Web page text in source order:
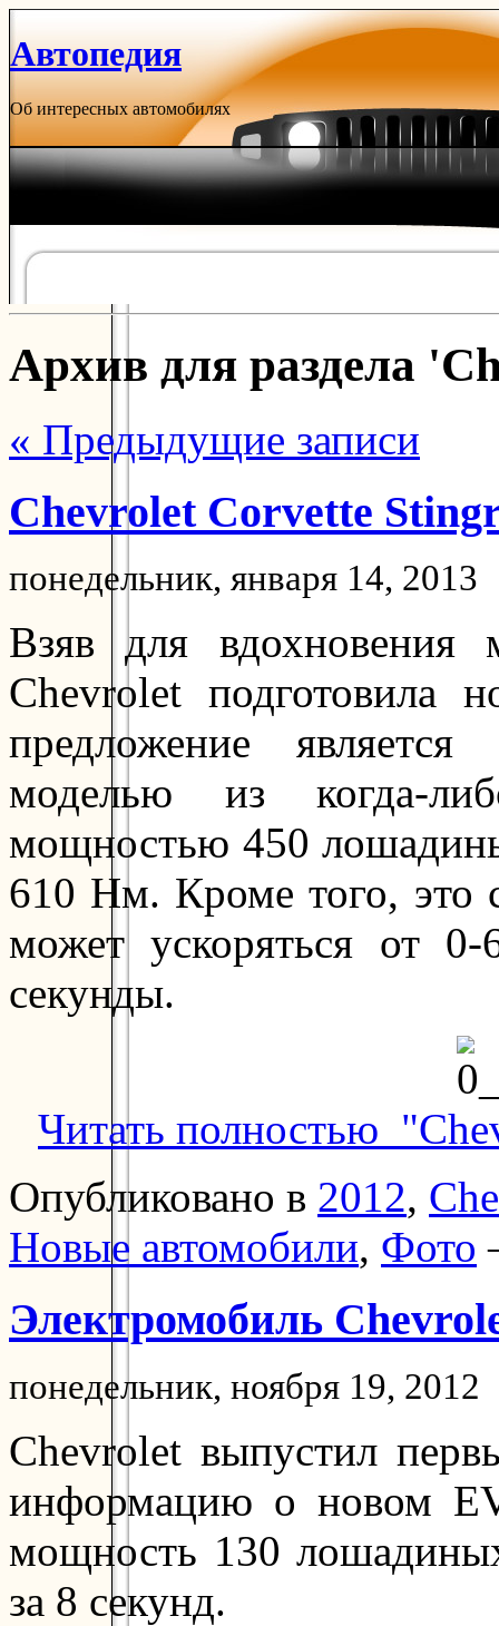
Автопедия
Об интересных автомобилях
Архив для раздела
« Предыдущие записи
Chevrolet Corvette
понедельник, января 14, 2013
Взяв для
Chevrolet подготовила
предложение
моделью из когда-
мощностью 450
610 Нм. Кроме того, это
может ускоряться от
секунды.
Читать полностью
Опубликовано в 2012,
Новые автомобили, Фото
Электромобиль
понедельник, ноября 19, 2012
Chevrolet выпустил
информацию о новом
мощность 130
за 8 секунд.